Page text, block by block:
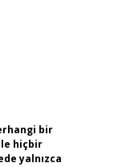
bir
hiçbir
yalnızca